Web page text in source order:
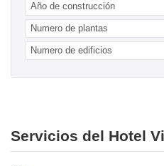
Año de construcción
Numero de plantas
Numero de edificios
Servicios del Hotel